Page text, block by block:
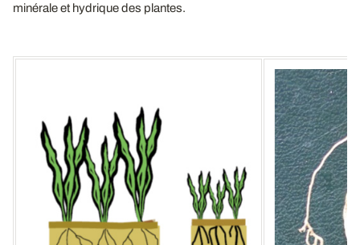
minérale et hydrique des plantes.